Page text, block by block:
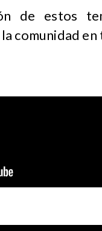
de estos
comunidad en